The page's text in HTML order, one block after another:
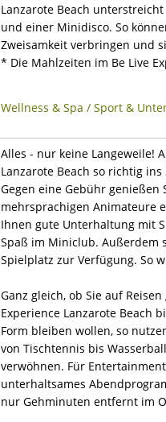
Lanzarote Beach
und einer Minidisco. So
Zweisamkeit verbringen und
* Die Mahlzeiten im Be Live
Wellness & Spa / Sport &
Alles - nur keine Langeweile!
Lanzarote Beach so richtig
Gegen eine Gebühr
mehrsprachigen Animateure
Ihnen gute Unterhaltung mit
Spaß im Miniclub. Außerdem
Spielplatz zur Verfügung. So
Ganz gleich, ob Sie auf
Experience Lanzarote Beach
Form bleiben wollen, so
von Tischtennis bis
verwöhnen. Für
unterhaltsames
nur Gehminuten entfernt im